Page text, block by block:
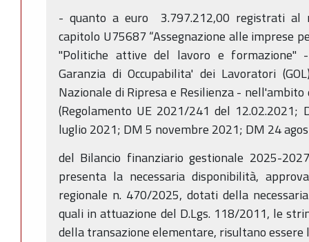
- quanto a euro 3.797.212,00 registrati al
capitolo U75687 “Assegnazione alle imprese
"Politiche attive del lavoro e formazione"
Garanzia di Occupabilita' dei Lavoratori
Nazionale di Ripresa e Resilienza -
(Regolamento UE 2021/241 del 12.02.2021;
luglio 2021; DM 5 novembre 2021; DM 24
del Bilancio finanziario gestionale 2025-
presenta la necessaria disponibilità,
regionale n. 470/2025, dotati della
quali in attuazione del D.Lgs. 118/2011, le
della transazione elementare, risultano essere